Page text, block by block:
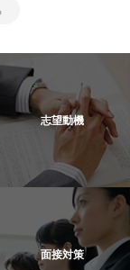
志望動機
面接対策